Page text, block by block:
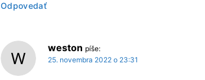
Odpovedať
weston píše:
25. novembra 2022 o 23:31